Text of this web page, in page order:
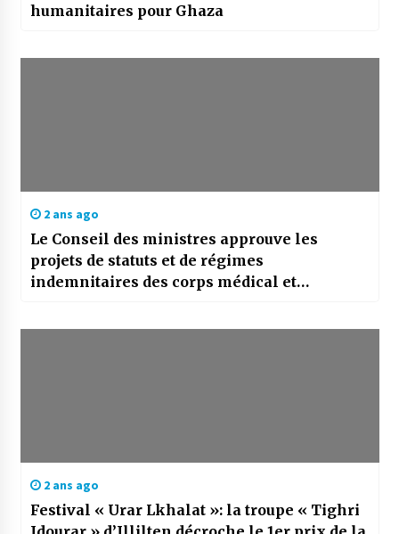
humanitaires pour Ghaza
2 ans ago
Le Conseil des ministres approuve les
projets de statuts et de régimes
indemnitaires des corps médical et
2 ans ago
Festival « Urar Lkhalat »: la troupe « Tighri